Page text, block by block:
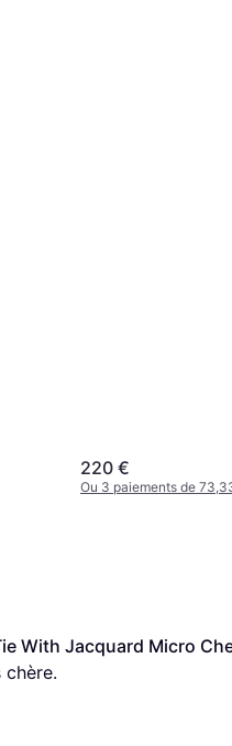
220 €
Ou 3 paiements de
With Jacquard Micro